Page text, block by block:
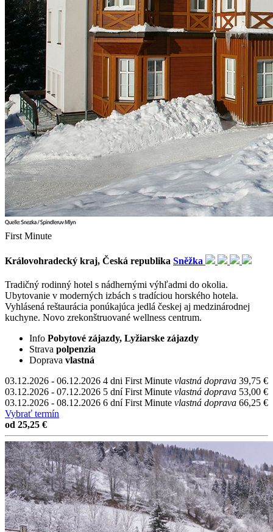
First Minute
Královohradecký kraj, Česká republika Sněžka
Tradičný rodinný hotel s nádhernými výhľadmi do okolia.
Ubytovanie v moderných izbách s tradíciou horského hotela.
Vyhlásená reštaurácia ponúkajúca jedlá českej aj medzinárodnej
kuchyne. Novo zrekonštruované wellness centrum.
Info Pobytové zájazdy, Lyžiarske zájazdy
Strava polpenzia
Doprava vlastná
03.12.2026 - 06.12.2026 4 dni First Minute vlastná doprava 39,75 €
03.12.2026 - 07.12.2026 5 dní First Minute vlastná doprava 53,00 €
03.12.2026 - 08.12.2026 6 dní First Minute vlastná doprava 66,25 €
Vybrať termín
od 25,25 €